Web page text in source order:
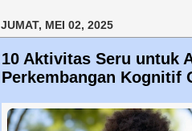
JUMAT, MEI 02, 2025
10 Aktivitas Seru untuk
Perkembangan Kognitif